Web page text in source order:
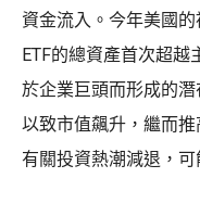
資金流入。今年美國
ETF的總資產首次超越
於企業巨頭而形成的
以致市值飆升，繼而
有關投資熱潮減退，可